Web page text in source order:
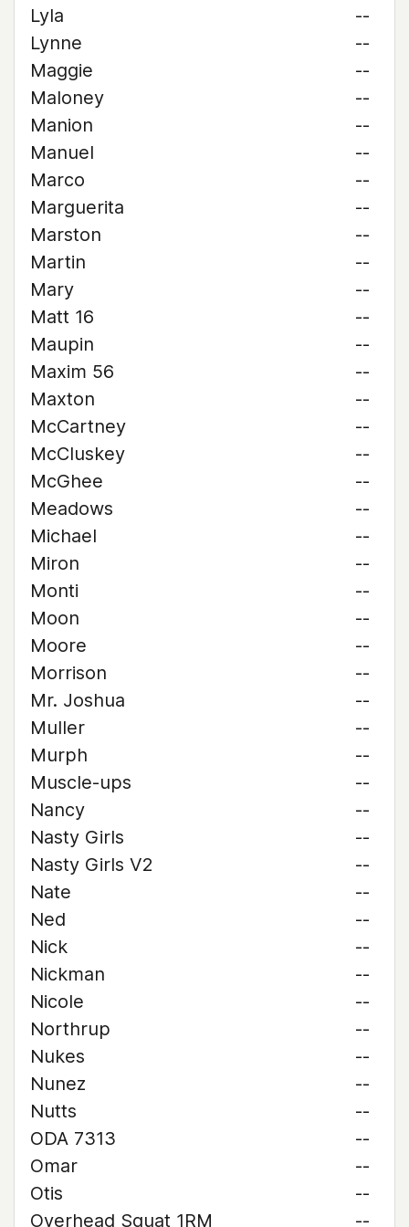
Lyla
--
Lynne
--
Maggie
--
Maloney
--
Manion
--
Manuel
--
Marco
--
Marguerita
--
Marston
--
Martin
--
Mary
--
Matt 16
--
Maupin
--
Maxim 56
--
Maxton
--
McCartney
--
McCluskey
--
McGhee
--
Meadows
--
Michael
--
Miron
--
Monti
--
Moon
--
Moore
--
Morrison
--
Mr. Joshua
--
Muller
--
Murph
--
Muscle-ups
--
Nancy
--
Nasty Girls
--
Nasty Girls V2
--
Nate
--
Ned
--
Nick
--
Nickman
--
Nicole
--
Northrup
--
Nukes
--
Nunez
--
Nutts
--
ODA 7313
--
Omar
--
Otis
--
Overhead Squat 1RM
--